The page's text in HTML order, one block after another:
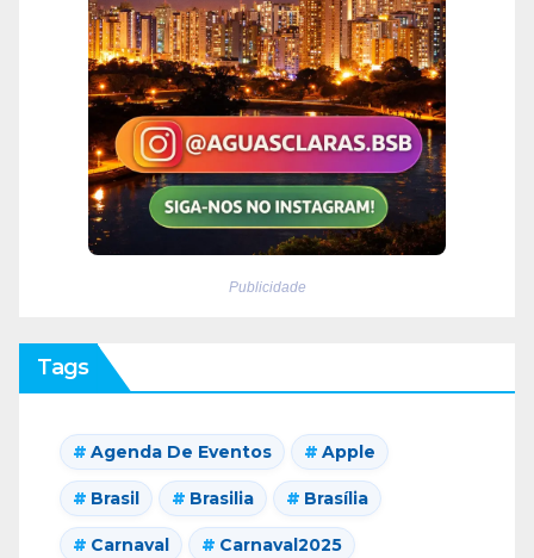
Publicidade
Tags
Agenda De Eventos Apple
Brasil Brasilia Brasília
Carnaval Carnaval2025